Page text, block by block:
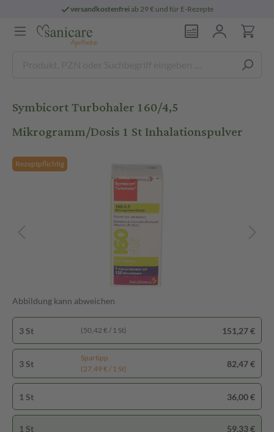
versandkostenfreiab 29 € und für E-Rezepte
Symbicort Turbohaler 160/4,5
Mikrogramm/Dosis 1 St Inhalationspulver
Rezeptpflichtig
Abbildung kann abweichen
3 St (50,42 € / 1 St) 151,27 €
3 St
Spartipp
(27,49 € / 1 St)
82,47 €
1 St 36,00 €
1 St 59,33 €